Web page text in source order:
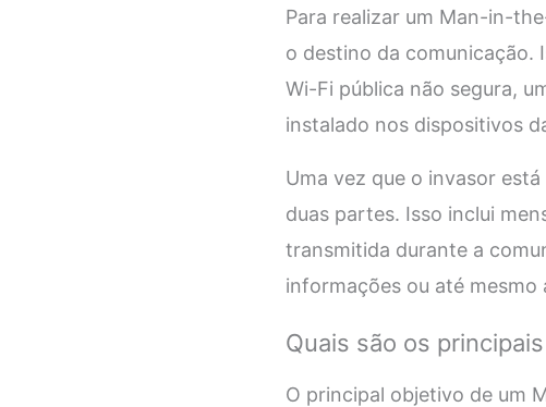
Para realizar um Man-in-
o destino da comunicação.
Wi-Fi pública não segura,
instalado nos dispositivos
Uma vez que o invasor
duas partes. Isso inclui
transmitida durante a
informações ou até
Quais são os
O principal objetivo de um